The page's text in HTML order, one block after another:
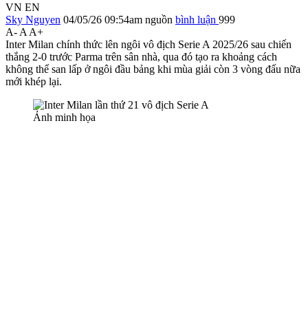
VN EN
Sky Nguyen 04/05/26 09:54am nguồn bình luận 999
A- A A+
Inter Milan chính thức lên ngôi vô địch Serie A 2025/26 sau chiến
thắng 2-0 trước Parma trên sân nhà, qua đó tạo ra khoảng cách
không thể san lấp ở ngôi đầu bảng khi mùa giải còn 3 vòng đấu nữa
mới khép lại.
Ảnh minh họa